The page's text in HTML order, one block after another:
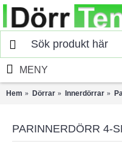
Hem
MENY
Hem Dörrar Innerdörrar
PARINNERDÖRR 4-